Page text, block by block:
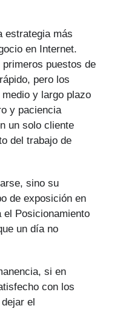
estrategia más
en Internet.
puestos de
pero los
y largo plazo
y paciencia
un solo cliente
del trabajo de
sino su
de exposición en
el Posicionamiento
un día no
si en
con los
el